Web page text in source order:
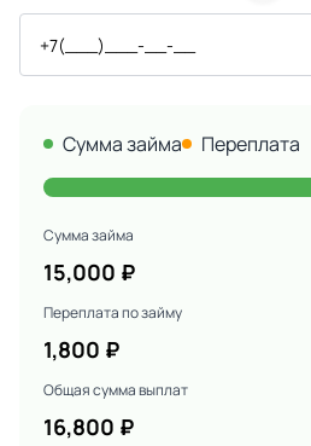
Сумма займа Переплата
Сумма займа
15,000 ₽
Переплата по займу
1,800 ₽
Общая сумма выплат
16,800 ₽